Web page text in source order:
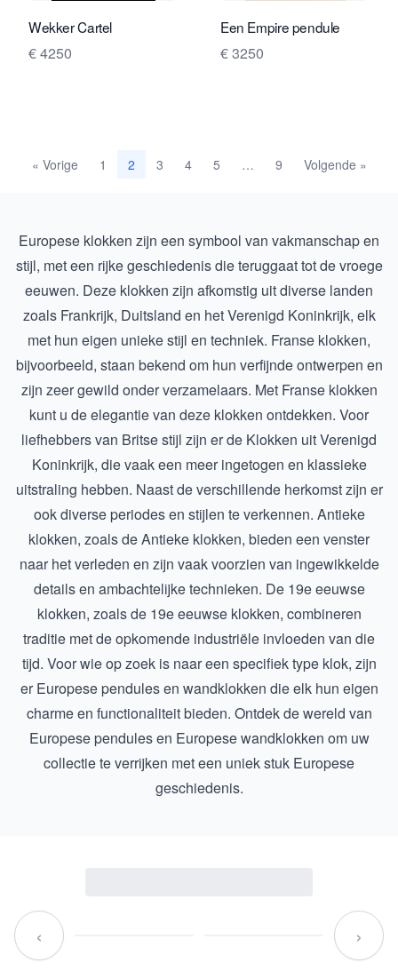
Wekker Cartel
€ 4250
Een Empire pendule
€ 3250
« Vorige 1 2 3 4 5 … 9 Volgende »
Europese klokken zijn een symbool van vakmanschap en
stijl, met een rijke geschiedenis die teruggaat tot de vroege
eeuwen. Deze klokken zijn afkomstig uit diverse landen
zoals Frankrijk, Duitsland en het Verenigd Koninkrijk, elk
met hun eigen unieke stijl en techniek. Franse klokken,
bijvoorbeeld, staan bekend om hun verfijnde ontwerpen en
zijn zeer gewild onder verzamelaars. Met Franse klokken
kunt u de elegantie van deze klokken ontdekken. Voor
liefhebbers van Britse stijl zijn er de Klokken uit Verenigd
Koninkrijk, die vaak een meer ingetogen en klassieke
uitstraling hebben. Naast de verschillende herkomst zijn er
ook diverse periodes en stijlen te verkennen. Antieke
klokken, zoals deAntieke klokken, bieden een venster
naar het verleden en zijn vaak voorzien van ingewikkelde
details en ambachtelijke technieken. De 19e eeuwse
klokken, zoals de 19e eeuwse klokken, combineren
traditie met de opkomende industriële invloeden van die
tijd. Voor wie op zoek is naar een specifiek type klok, zijn
er Europese pendules en wandklokken die elk hun eigen
charme en functionaliteit bieden. Ontdek de wereld van
Europese pendulesen Europese wandklokken om uw
collectie te verrijken met een uniek stuk Europese
geschiedenis.
‹ ›